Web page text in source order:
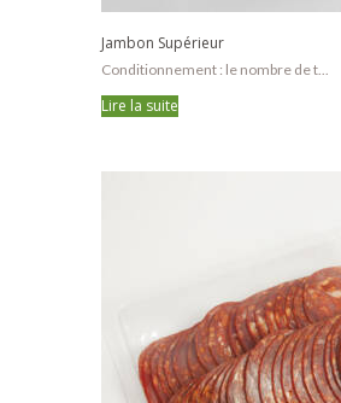
Jambon Supérieur
Conditionnement : le nombre de t...
Lire la suite